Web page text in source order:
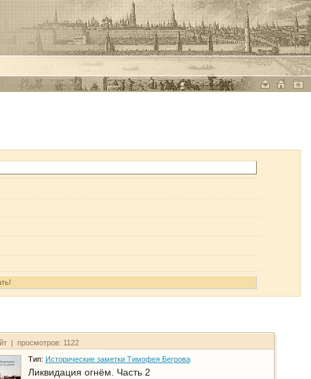
| просмотров: 1122
Тип: Исторические заметки Тимофея Бегрова
Ликвидация огнём. Часть 2